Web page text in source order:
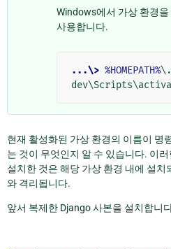
Windows에서 가상 환경
사용합니다.
...\> %HOMEPATH%
현재 활성화된 가상 환경의 이름이 명
는 것이 무엇인지 알 수 있습니다. 이
설치한 것은 해당 가상 환경 내에 설치
와 격리됩니다.
앞서 복제한 Django 사본을 설치합니